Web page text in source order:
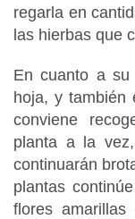
regarla en
las hierbas que
En cuanto a su
hoja, y también
conviene
planta a la
continuarán
plantas
flores